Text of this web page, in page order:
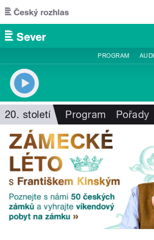
Přejít k hlavnímu obsahu
PROGRAM
20. století Program Pořady